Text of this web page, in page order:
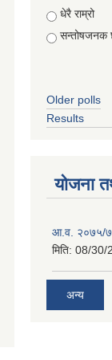
Choices
धेरै राम्रो
सन्तोषजनक
Older polls
Results
योजना
आ.व. २०७५/७६
मिति: 08/30/
अन्य